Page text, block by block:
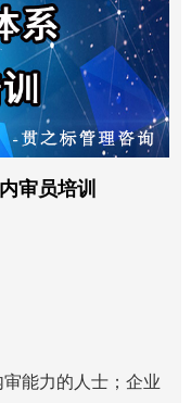
审员培训
能力的人士；企业